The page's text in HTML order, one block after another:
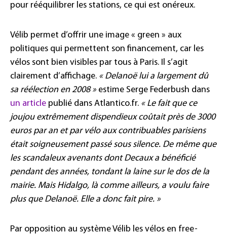
pour rééquilibrer les stations, ce qui est onéreux.
Vélib permet d’offrir une image « green » aux
politiques qui permettent son financement, car les
vélos sont bien visibles par tous à Paris. Il s’agit
clairement d’affichage. « Delanoë lui a largement dû
sa réélection en 2008 » estime Serge Federbush dans
un article publié dans Atlantico.fr. « Le fait que ce
joujou extrêmement dispendieux coûtait près de 3000
euros par an et par vélo aux contribuables parisiens
était soigneusement passé sous silence. De même que
les scandaleux avenants dont Decaux a bénéficié
pendant des années, tondant la laine sur le dos de la
mairie. Mais Hidalgo, là comme ailleurs, a voulu faire
plus que Delanoë. Elle a donc fait pire. »
Par opposition au système Vélib les vélos en free-